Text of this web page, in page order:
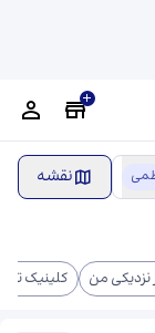
نقشه
نزدیکی من کلینیک